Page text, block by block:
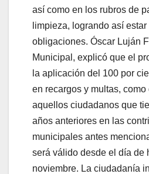
así como en los rubros de
limpieza, logrando así
obligaciones. Óscar Luján
Municipal, explicó que el
la aplicación del 100 por
en recargos y multas,
aquellos ciudadanos que
años anteriores en las
municipales antes
será válido desde el día de
noviembre. La ciudadanía